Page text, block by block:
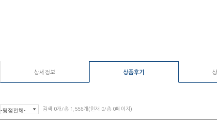
상세정보 상품후기